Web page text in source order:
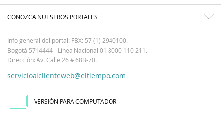
CONOZCA NUESTROS PORTALES
Info general del portal: PBX: 57 (1) 2940100.
Bogotá 5714444 - Línea Nacional 01 8000 110 211.
Dirección: Av. Calle 26 # 68B-70.
servicioalclienteweb@eltiempo.com
VERSIÓN PARA COMPUTADOR